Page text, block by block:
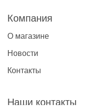
Компания
О магазине
Новости
Контакты
Наши контакты